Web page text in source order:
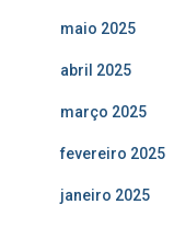
maio 2025
abril 2025
março 2025
fevereiro 2025
janeiro 2025